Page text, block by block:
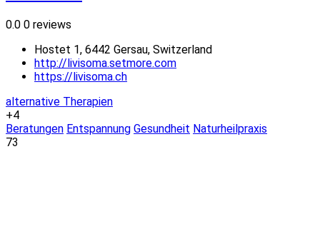
0.0 0 reviews
Hostet 1, 6442 Gersau, Switzerland
http://livisoma.setmore.com
https://livisoma.ch
alternative Therapien
+4
Beratungen Entspannung Gesundheit Naturheilpraxis
73